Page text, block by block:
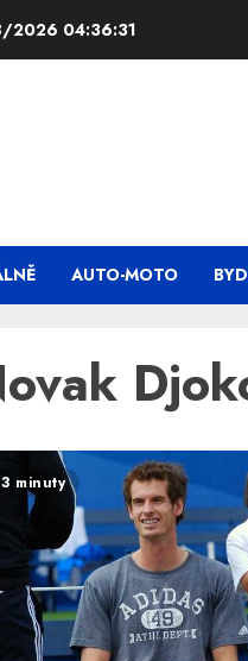
2026 04:36:31
AUTO-MOTO
3 minuty